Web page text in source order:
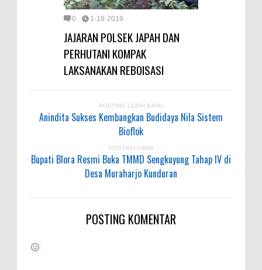
0 1-18-2019
JAJARAN POLSEK JAPAH DAN
PERHUTANI KOMPAK
LAKSANAKAN REBOISASI
POSTING LEBIH BARU
Anindita Sukses Kembangkan Budidaya Nila Sistem
Bioflok
POSTING LAMA
Bupati Blora Resmi Buka TMMD Sengkuyung Tahap IV di
Desa Muraharjo Kunduran
POSTING KOMENTAR